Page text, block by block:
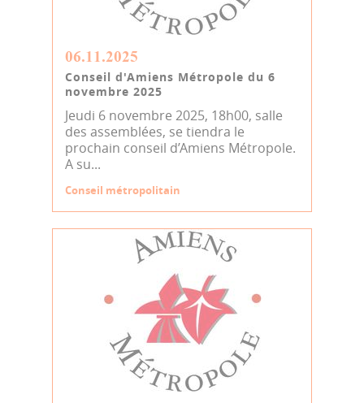
06.11.2025
Conseil d'Amiens Métropole du 6
novembre 2025
Jeudi 6 novembre 2025, 18h00, salle
des assemblées, se tiendra le
prochain conseil d’Amiens Métropole.
A su...
Conseil métropolitain